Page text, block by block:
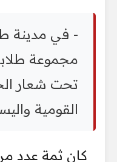
- في مدينة
مجموعة
تحت شعار
القومية
كان ثمة عدد